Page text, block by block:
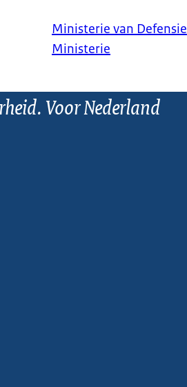
Ministerie van Defensie
Ministerie
Voor Nederland